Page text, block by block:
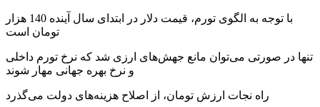
با توجه به الگوی تورم، قیمت دلار در ابتدای سال آینده 140 هزار
تومان است
تنها در صورتی می‌توان مانع جهش‌های ارزی شد که نرخ تورم داخلی
و نرخ بهره جهانی مهار شوند
راه نجات ارزش تومان، از اصلاح هزینه‌های دولت می‌گذرد